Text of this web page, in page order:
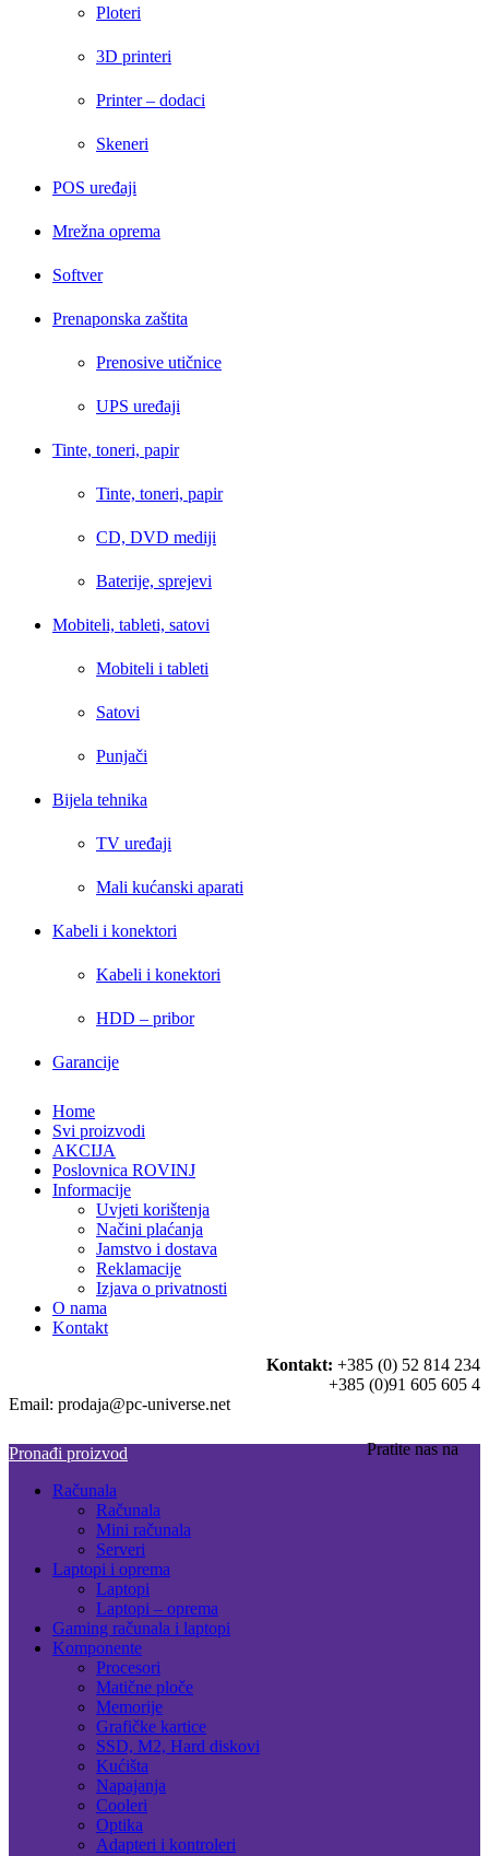
Ploteri
3D printeri
Printer – dodaci
Skeneri
POS uređaji
Mrežna oprema
Softver
Prenaponska zaštita
Prenosive utičnice
UPS uređaji
Tinte, toneri, papir
Tinte, toneri, papir
CD, DVD mediji
Baterije, sprejevi
Mobiteli, tableti, satovi
Mobiteli i tableti
Satovi
Punjači
Bijela tehnika
TV uređaji
Mali kućanski aparati
Kabeli i konektori
Kabeli i konektori
HDD – pribor
Garancije
Home
Svi proizvodi
AKCIJA
Poslovnica ROVINJ
Informacije
Uvjeti korištenja
Načini plaćanja
Jamstvo i dostava
Reklamacije
Izjava o privatnosti
O nama
Kontakt
Kontakt: +385 (0) 52 814 234
+385 (0)91 605 605 4
Email: prodaja@pc-universe.net
Pratite nas na
Pronađi proizvod
Računala
Računala
Mini računala
Serveri
Laptopi i oprema
Laptopi
Laptopi – oprema
Gaming računala i laptopi
Komponente
Procesori
Matične ploče
Memorije
Grafičke kartice
SSD, M2, Hard diskovi
Kućišta
Napajanja
Cooleri
Optika
Adapteri i kontroleri